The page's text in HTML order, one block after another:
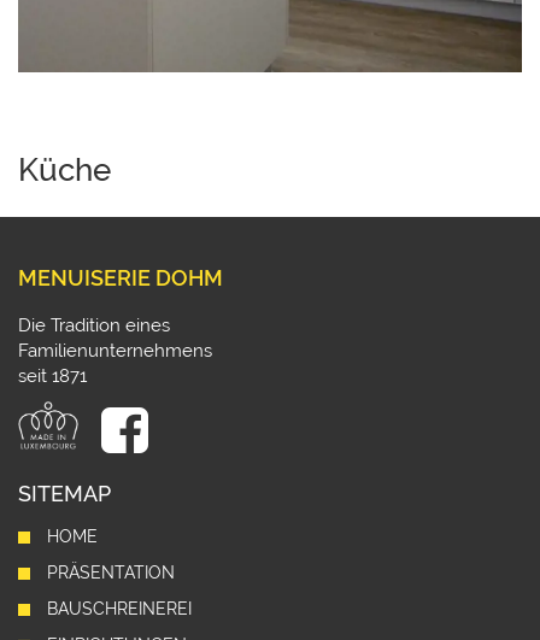
Küche
MENUISERIE DOHM
Die Tradition eines
Familienunternehmens
seit 1871
SITEMAP
HOME
PRÄSENTATION
BAUSCHREINEREI